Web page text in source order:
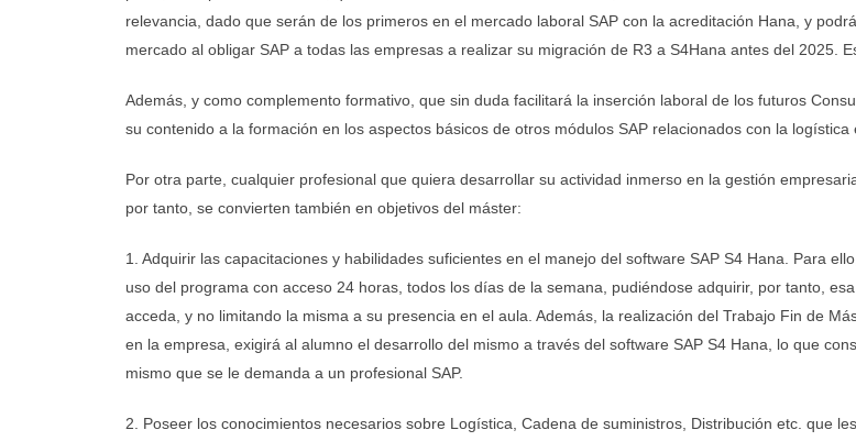
relevancia, dado que serán de los primeros en el mercado laboral SAP con la acreditación Hana, y
mercado al obligar SAP a todas las empresas a realizar su migración de R3 a S4Hana antes del 2025.
Además, y como complemento formativo, que sin duda facilitará la inserción laboral de los futuros
su contenido a la formación en los aspectos básicos de otros módulos SAP relacionados con la
Por otra parte, cualquier profesional que quiera desarrollar su actividad inmerso en la gestión
por tanto, se convierten también en objetivos del máster:
1. Adquirir las capacitaciones y habilidades suficientes en el manejo del software SAP S4 Hana. Para
uso del programa con acceso 24 horas, todos los días de la semana, pudiéndose adquirir, por tanto,
acceda, y no limitando la misma a su presencia en el aula. Además, la realización del Trabajo Fin de
en la empresa, exigirá al alumno el desarrollo del mismo a través del software SAP S4 Hana, lo que
mismo que se le demanda a un profesional SAP.
2. Poseer los conocimientos necesarios sobre Logística, Cadena de suministros, Distribución etc. que